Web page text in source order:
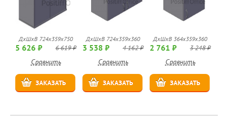
ДхШхВ 724х359х750
5 626 ₽ 6 619 ₽
Сравнить
ЗАКАЗАТЬ
ДхШхВ 724х359х360
3 538 ₽ 4 162 ₽
Сравнить
ЗАКАЗАТЬ
ДхШхВ 364х359х360
2 761 ₽ 3 248 ₽
Сравнить
ЗАКАЗАТЬ